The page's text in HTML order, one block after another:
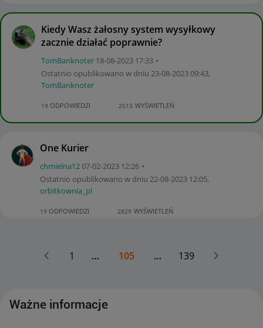
Kiedy Wasz żałosny system wysyłkowy
zacznie działać poprawnie?
TomBanknoter ‎18-08-2023 17:33
Ostatnio opublikowano w dniu ‎23-08-202309:43,
TomBanknoter
19 ODPOWIEDZI 2513 WYŚWIETLEŃ
One Kurier
chmielna12‎07-02-2023 12:26
Ostatnio opublikowano w dniu ‎22-08-2023 12:05,
orbitkownia_pl
19 ODPOWIEDZI 2829 WYŚWIETLEŃ
1 … 105 … 139
Ważne informacje